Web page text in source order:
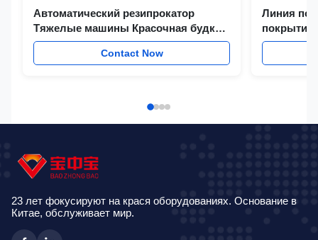
Автоматический резипрокатор
Тяжелые машины Красочная будка
для плавного движения Оружей для
покрытия порошком
Contact Now
Линия
тяжелой
23 лет фокусируют на крася оборудованиях. Основание в
Китае, обслуживает мир.